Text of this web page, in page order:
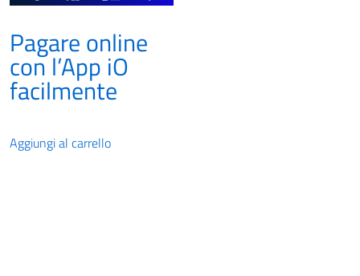
Pagare online
con l’App iO
facilmente
Aggiungi al carrello